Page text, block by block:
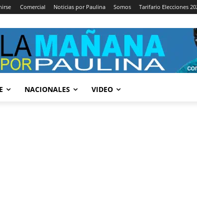
Comercial Noticias por Paulina Somos Tarifario Elecciones
NACIONALES VIDEO